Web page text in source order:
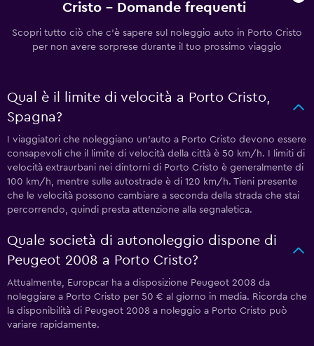
Cristo - Domande frequenti
Scopri tutto ciò che c'è sapere sul noleggio auto in Porto Cristo
per non avere sorprese durante il tuo prossimo viaggio
Qual è il limite di velocità a Porto Cristo,
Spagna?
I viaggiatori che noleggiano un'auto a Porto Cristo devono essere
consapevoli che il limite di velocità della città è 50 km/h. I limiti di
velocità extraurbani nei dintorni di Porto Cristo è generalmente di
100 km/h, mentre sulle autostrade è di 120 km/h. Tieni presente
che le velocità possono cambiare a seconda della strada che stai
percorrendo, quindi presta attenzione alla segnaletica.
Quale società di autonoleggio dispone di
Peugeot 2008 a Porto Cristo?
Attualmente, Europcar ha a disposizione Peugeot 2008 da
noleggiare a Porto Cristo per 50 € al giorno in media. Ricorda che
la disponibilità di Peugeot 2008 a noleggio a Porto Cristo può
variare rapidamente.